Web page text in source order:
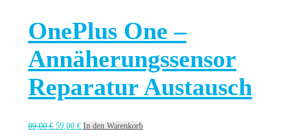
OnePlus One –
Annäherungssensor
Reparatur Austausch
89,00€ 59,00 € In den Warenkorb